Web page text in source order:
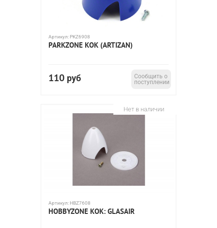
Артикул: PKZ6908
PARKZONE КОК (ARTIZAN)
110 руб
Сообщить о
поступлении
Нет в наличии
Артикул: HBZ7608
HOBBYZONE КОК: GLASAIR